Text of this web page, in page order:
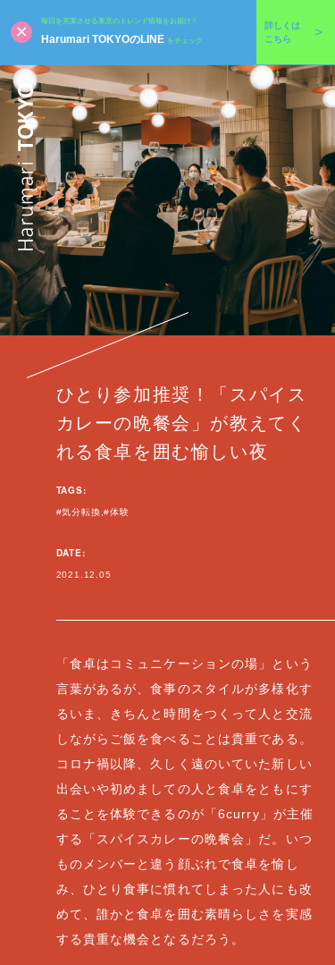
毎日を充実させる東京のトレンド情報をお届け！
Harumari TOKYOのLINE をチェック
詳しくは
こちら
ひとり参加推奨！「スパイス
カレーの晩餐会」が教えてく
れる食卓を囲む愉しい夜
TAGS:
気分転換 体験
DATE:
2021.12.05
「食卓はコミュニケーションの場」という
言葉があるが、食事のスタイルが多様化す
るいま、きちんと時間をつくって人と交流
しながらご飯を食べることは貴重である。
コロナ禍以降、久しく遠のいていた新しい
出会いや初めましての人と食卓をともにす
ることを体験できるのが「6curry」が主催
する「スパイスカレーの晩餐会」だ。いつ
ものメンバーと違う顔ぶれで食卓を愉し
み、ひとり食事に慣れてしまった人にも改
めて、誰かと食卓を囲む素晴らしさを実感
する貴重な機会となるだろう。